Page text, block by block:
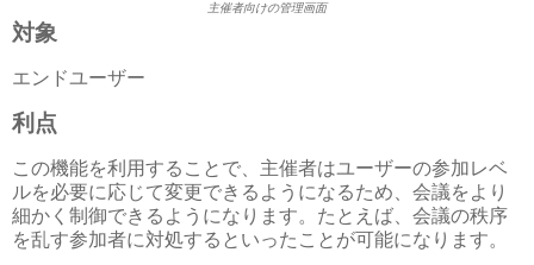
主催者向けの管理画面
対象
エンドユーザー
利点
この機能を利用することで、主催者はユーザーの参加レベ
ルを必要に応じて変更できるようになるため、会議をより
細かく制御できるようになります。たとえば、会議の秩序
を乱す参加者に対処するといったことが可能になります。